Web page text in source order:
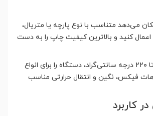
می‌دهد متناسب با نوع پارچه یا متریال،
اعمال کنید و بالاترین کیفیت چاپ را به دست
قابلیت تنظیم دما تا ۲۲۰ درجه سانتی‌گراد، دستگاه را برای انواع
فیکس، نگین و انتقال حرارتی مناسب
کاربرد